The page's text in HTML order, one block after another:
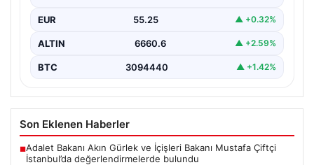
Günümüzde çeşitli…
EUR 55.25 ▲ +0.32%
ALTIN 6660.6 ▲ +2.59%
BTC 3094440 ▲ +1.42%
Son Eklenen Haberler
■Adalet Bakanı Akın Gürlek ve İçişleri Bakanı Mustafa Çiftçi
İstanbul’da değerlendirmelerde bulundu